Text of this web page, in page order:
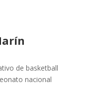
de basketball
nacional